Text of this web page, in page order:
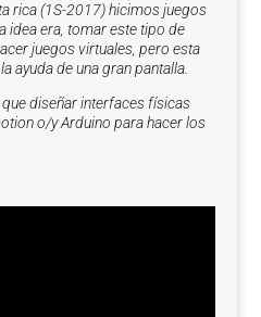
rica (1S-2017) hicimos juegos
idea era, tomar este tipo de
juegos virtuales, pero esta
ayuda de una gran pantalla.
diseñar interfaces físicas
o/y Arduino para hacer los